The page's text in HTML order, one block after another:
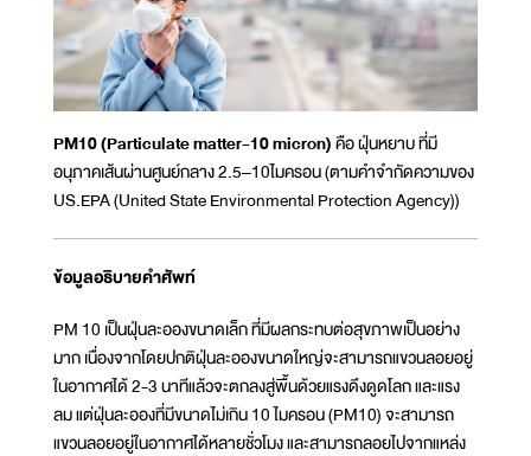
PM10 (Particulate matter-10 micron)คือ ฝุ่นหยาบ ที่มี
อนุภาคเส้นผ่านศูนย์กลาง 2.5–10ไมครอน (ตามคำจำกัดความของ
US.EPA (United State Environmental Protection Agency))
ข้อมูลอธิบายคำศัพท์
PM 10 เป็นฝุ่นละอองขนาดเล็ก ที่มีผลกระทบต่อสุขภาพเป็นอย่าง
มาก เนื่องจากโดยปกติฝุ่นละอองขนาดใหญ่จะสามารถแขวนลอยอยู่
ในอากาศได้ 2-3 นาทีแล้วจะตกลงสู่พื้นด้วยแรงดึงดูดโลก และแรง
ลม แต่ฝุ่นละอองที่มีขนาดไม่เกิน 10 ไมครอน (PM10) จะสามารถ
แขวนลอยอยู่ในอากาศได้หลายชั่วโมง และสามารถลอยไปจากแหล่ง